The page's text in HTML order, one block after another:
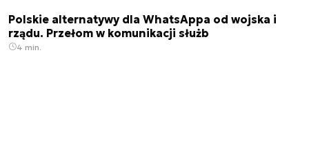
Polskie alternatywy dla WhatsAppa od wojska i
rządu. Przełom w komunikacji służb
4 min.